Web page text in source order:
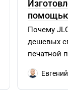
помощью
JLCPCB
Почему
дешевых
печатной
Однако,
Евгений